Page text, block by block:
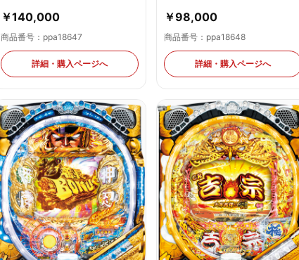
￥140,000
商品番号：ppa18647
詳細・購入ページへ
￥98,000
商品番号：ppa18648
詳細・購入ページへ